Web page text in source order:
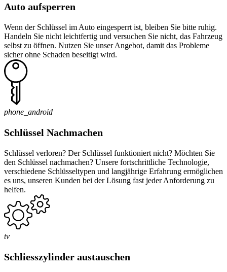
Auto aufsperren
Wenn der Schlüssel im Auto eingesperrt ist, bleiben Sie bitte ruhig.
Handeln Sie nicht leichtfertig und versuchen Sie nicht, das Fahrzeug
selbst zu öffnen. Nutzen Sie unser Angebot, damit das Probleme
sicher ohne Schaden beseitigt wird.
phone_android
Schlüssel Nachmachen
Schlüssel verloren? Der Schlüssel funktioniert nicht? Möchten Sie
den Schlüssel nachmachen? Unsere fortschrittliche Technologie,
verschiedene Schlüsseltypen und langjährige Erfahrung ermöglichen
es uns, unseren Kunden bei der Lösung fast jeder Anforderung zu
helfen.
tv
Schliesszylinder austauschen